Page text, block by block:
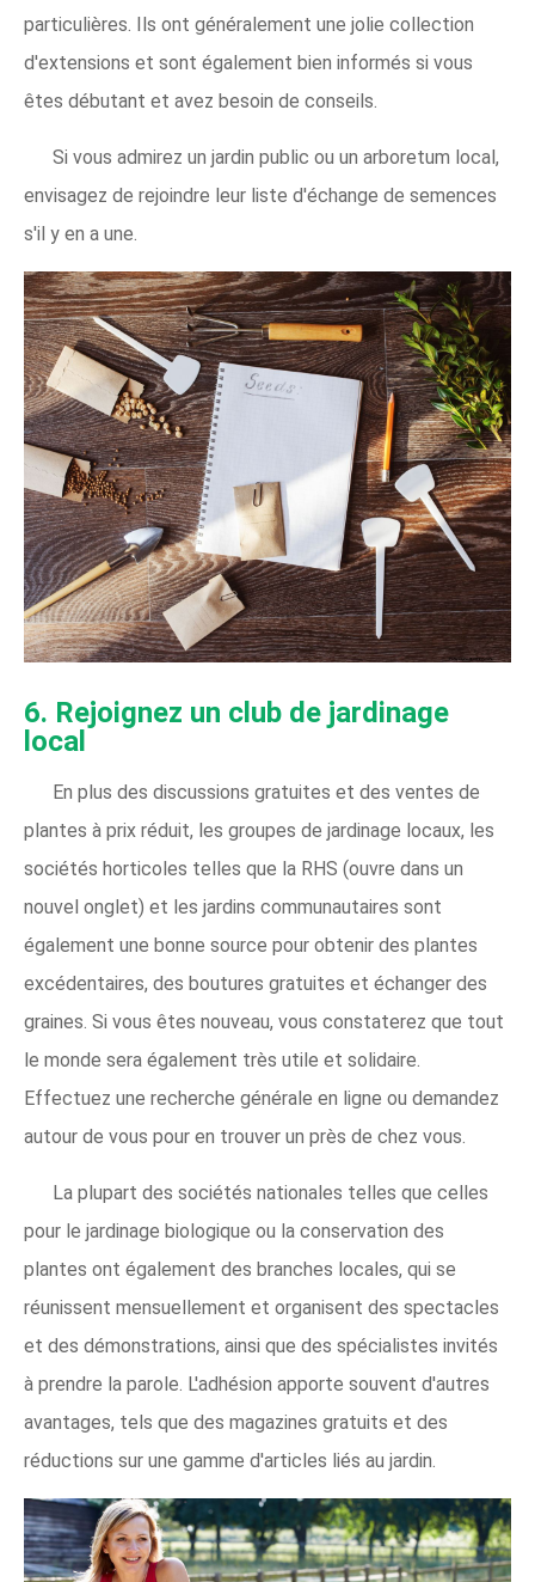
particulières. Ils ont généralement une jolie collection
d'extensions et sont également bien informés si vous
êtes débutant et avez besoin de conseils.
Si vous admirez un jardin public ou un arboretum local,
envisagez de rejoindre leur liste d'échange de semences
s'il y en a une.
6. Rejoignez un club de jardinage
local
En plus des discussions gratuites et des ventes de
plantes à prix réduit, les groupes de jardinage locaux, les
sociétés horticoles telles que la RHS (ouvre dans un
nouvel onglet) et les jardins communautaires sont
également une bonne source pour obtenir des plantes
excédentaires, des boutures gratuites et échanger des
graines. Si vous êtes nouveau, vous constaterez que tout
le monde sera également très utile et solidaire.
Effectuez une recherche générale en ligne ou demandez
autour de vous pour en trouver un près de chez vous.
La plupart des sociétés nationales telles que celles
pour le jardinage biologique ou la conservation des
plantes ont également des branches locales, qui se
réunissent mensuellement et organisent des spectacles
et des démonstrations, ainsi que des spécialistes invités
à prendre la parole. L'adhésion apporte souvent d'autres
avantages, tels que des magazines gratuits et des
réductions sur une gamme d'articles liés au jardin.